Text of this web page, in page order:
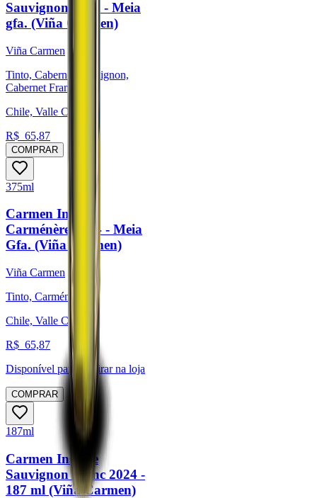
Sauvignon 2024 - Meia
gfa. (Viña Carmen)
Viña Carmen
Tinto, Cabernet Sauvignon,
Cabernet Franc
Chile, Valle Central
R$ 65,87
COMPRAR
375ml
Carmen Insigne
Carménère 2024 - Meia
Gfa. (Viña Carmen)
Viña Carmen
Tinto, Carménère
Chile, Valle Central
R$ 65,87
Disponível para: Retirar na loja
COMPRAR
187ml
Carmen Insigne
Sauvignon Blanc 2024 -
187 ml (Viña Carmen)